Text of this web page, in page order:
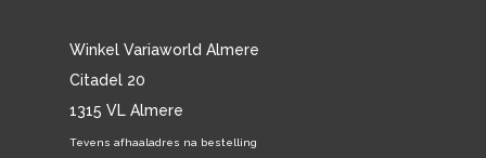
Winkel Variaworld Almere
Citadel 20
1315 VL Almere
Tevens afhaaladres na bestelling